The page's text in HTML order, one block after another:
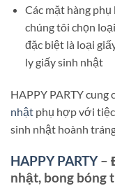
Các mặt hàng
chúng tôi chọn
đặc biệt là loại
ly giấy sinh nhật
HAPPY PARTY cung
nhật phụ hợp với
sinh nhật hoành
HAPPY PARTY–
nhật, bong bóng